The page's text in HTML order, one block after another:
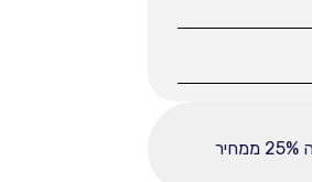
ההחזר החודשי לחודש המפורט לעיל מבוסס על עסקה הכוללת מקדמה בסך 37225, ובפריסה ל-60 תשלומים. רכיב הבלון בהלוואה בגובה 25% ממחיר